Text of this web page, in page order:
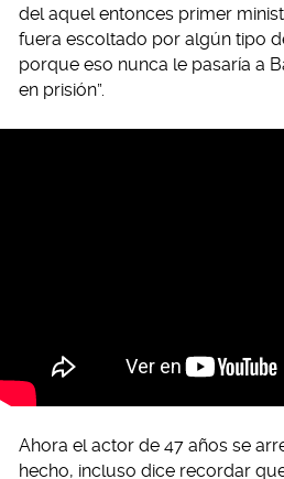
del aquel entonces primer
fuera escoltado por algún tipo
porque eso nunca le pasaría a
en prisión”.
Ahora el actor de 47 años se
hecho, incluso dice recordar